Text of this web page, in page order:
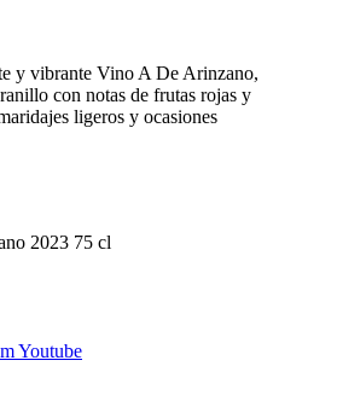
y vibrante Vino A De Arinzano,
con notas de frutas rojas y
ligeros y ocasiones
2023 75 cl
Youtube